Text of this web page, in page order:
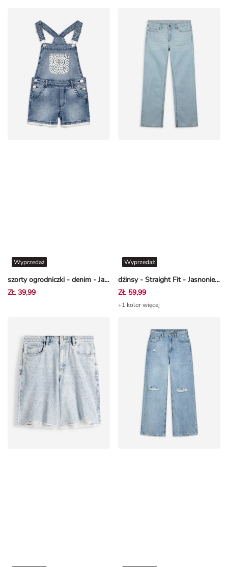
szorty ogrodniczki - denim - Jasnoniebieski
Wyprzedaż
ZŁ 39,99
dżinsy - Straight Fit - Jasnoniebieski
Wyprzedaż
ZŁ 59,99
+1 kolor więcej